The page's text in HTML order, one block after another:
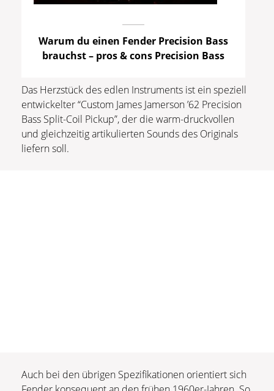
Warum du einen Fender Precision Bass
brauchst – pros & cons Precision Bass
Das Herzstück des edlen Instruments ist ein speziell
entwickelter “Custom James Jamerson ’62 Precision
Bass Split-Coil Pickup”, der die warm-druckvollen
und gleichzeitig artikulierten Sounds des Originals
liefern soll.
Auch bei den übrigen Spezifikationen orientiert sich